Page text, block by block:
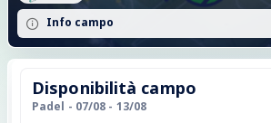
Info campo
Disponibilità campo
Padel - 07/08 - 13/08